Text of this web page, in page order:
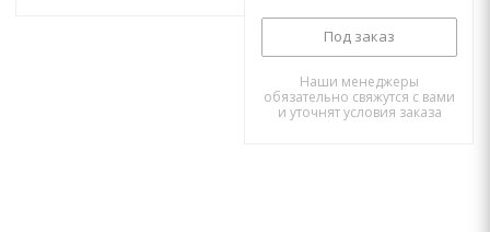
Под заказ
Наши менеджеры
обязательно свяжутся с вами
и уточнят условия заказа